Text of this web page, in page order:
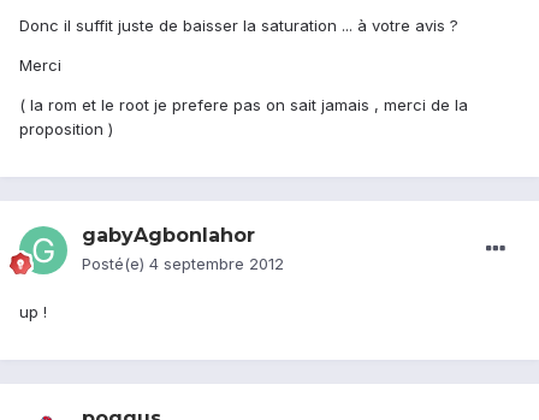
Donc il suffit juste de baisser la saturation ... à votre avis ?
Merci
( la rom et le root je prefere pas on sait jamais , merci de la
proposition )
gabyAgbonlahor
Posté(e) 4 septembre 2012
up !